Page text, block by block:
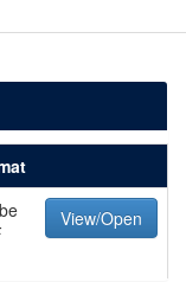
View/Open